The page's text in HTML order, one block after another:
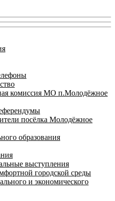
комиссия МО п.Молодёжное
посёлка Молодёжное
образования
выступления
городской среды
и экономического